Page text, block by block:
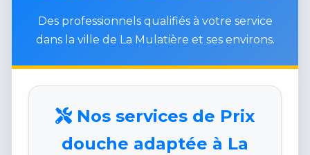
Des professionnels qualifiés à votre service
dans la ville de La Mulatière et ses environs.
Nos services de Prix
douche adaptée à La